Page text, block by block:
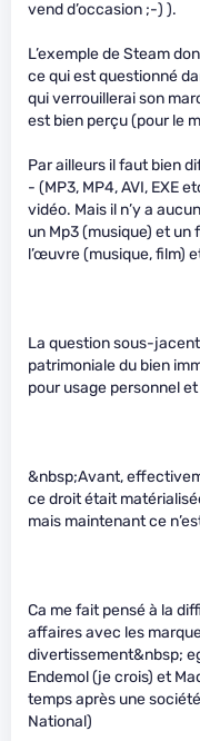
vend d’occasion ;-) ).
L’exemple de Steam
ce qui est questionné
qui verrouillerai son
est bien perçu (pour le
Par ailleurs il faut bien
- (MP3, MP4, AVI, EXE
vidéo. Mais il n’y a
un Mp3 (musique) et un
l’œuvre (musique, film)
La question sous-
patrimoniale du bien
pour usage personnel
&nbsp;Avant,
ce droit était
mais maintenant ce
Ca me fait pensé à la
affaires avec les
divertissement&nbsp;
Endemol (je crois) et
temps après une
National)